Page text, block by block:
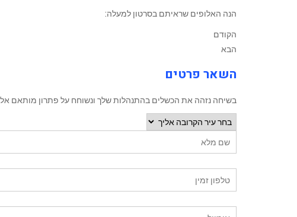
הנה האלופים שראיתם בסרטון למעלה:
הקודם
הבא
השאר פרטים
בשיחה נזהה את הכשלים בהתנהלות שלך ונשוחח על פתרון מותאם